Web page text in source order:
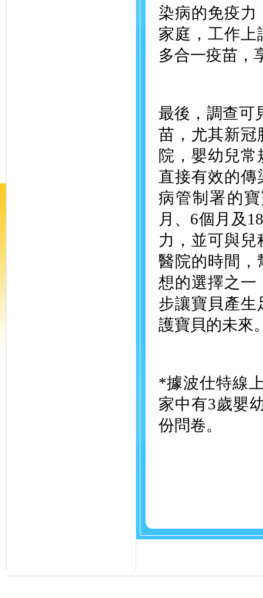
染病的免疫
家庭，工作
多合一疫苗，
最後，調查可
苗，尤其新冠
院，嬰幼兒
直接有效的
病管制署的
月、6個月及
力，並可與
醫院的時間，
想的選擇之一
步讓寶貝產
護寶貝的未來
*據波仕特線
家中有3歲嬰
份問卷。